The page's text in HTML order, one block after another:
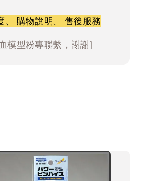
、 購物說明、 售後服務
模型粉專聯繫，謝謝]